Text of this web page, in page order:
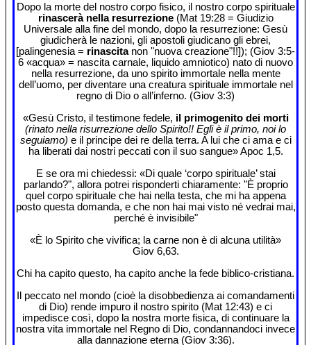
Dopo la morte del nostro corpo fisico, il nostro corpo spirituale
rinascerà nella resurrezione(Mat 19:28 = Giudizio
Universale alla fine del mondo, dopo la resurrezione: Gesù
giudicherà le nazioni, gli apostoli giudicano gli ebrei,
[palingenesia = rinascitanon "nuova creazione"!!]); (Giov 3:5-
6 «acqua» = nascita carnale, liquido amniotico) nato di nuovo
nella resurrezione, da uno spirito immortale nella mente
dell’uomo, per diventare una creatura spirituale immortale nel
regno di Dio o all’inferno. (Giov 3:3)
«Gesù Cristo, il testimone fedele, il primogenito dei morti
(rinato nella risurrezione dello Spirito!! Egli è il primo, noi lo
seguiamo) e il principe dei re della terra. A lui che ci ama e ci
ha liberati dai nostri peccati con il suo sangue» Apoc 1,5.
E se ora mi chiedessi: «Di quale ‘corpo spirituale’ stai
parlando?", allora potrei risponderti chiaramente: "È proprio
quel corpo spirituale che hai nella testa, che mi ha appena
posto questa domanda, e che non hai mai visto né vedrai mai,
perché è invisibile"
«È lo Spirito che vivifica; la carne non è di alcuna utilità»
Giov 6,63.
Chi ha capito questo, ha capito anche la fede biblico-cristiana.
Il peccato nel mondo (cioè la disobbedienza ai comandamenti
di Dio) rende impuro il nostro spirito (Mat 12:43) e ci
impedisce così, dopo la nostra morte fisica, di continuare la
nostra vita immortale nel Regno di Dio, condannandoci invece
alla dannazione eterna (Giov 3:36).